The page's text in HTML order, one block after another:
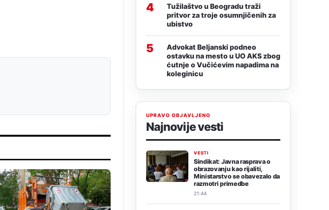
4
Tužilaštvo u Beogradu traži
pritvor za troje osumnjičenih za
ubistvo
5
Advokat Beljanski podneo
ostavku na mesto u UO AKS zbog
ćutnje o Vučićevim napadima na
koleginicu
UPRAVO OBJAVLJENO
Najnovije vesti
VESTI
Sindikat: Javna rasprava o
obrazovanju kao rijaliti,
Ministarstvo se obavezalo da
razmotri primedbe
21:44